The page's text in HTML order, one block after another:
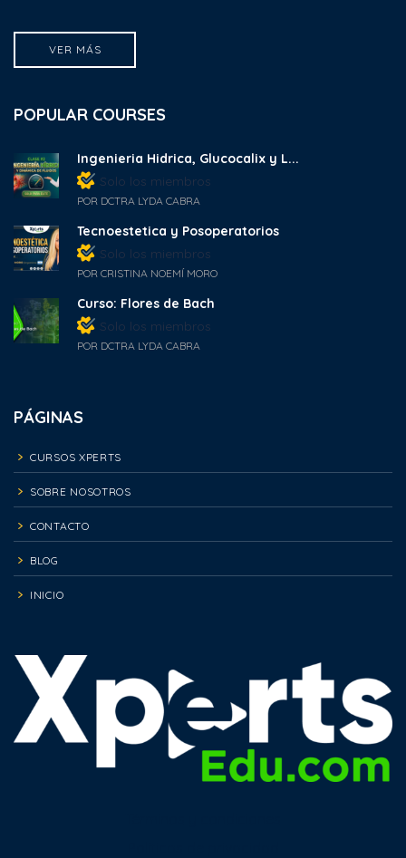
VER MÁS
POPULAR COURSES
Ingenieria Hidrica, Glucocalix y L...
Solo los miembros
POR DCTRA LYDA CABRA
Tecnoestetica y Posoperatorios
Solo los miembros
POR CRISTINA NOEMÍ MORO
Curso: Flores de Bach
Solo los miembros
POR DCTRA LYDA CABRA
PÁGINAS
CURSOS XPERTS
SOBRE NOSOTROS
CONTACTO
BLOG
INICIO